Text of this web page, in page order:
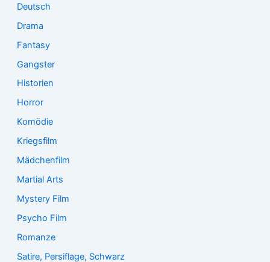
Deutsch
Drama
Fantasy
Gangster
Historien
Horror
Komödie
Kriegsfilm
Mädchenfilm
Martial Arts
Mystery Film
Psycho Film
Romanze
Satire, Persiflage, Schwarz